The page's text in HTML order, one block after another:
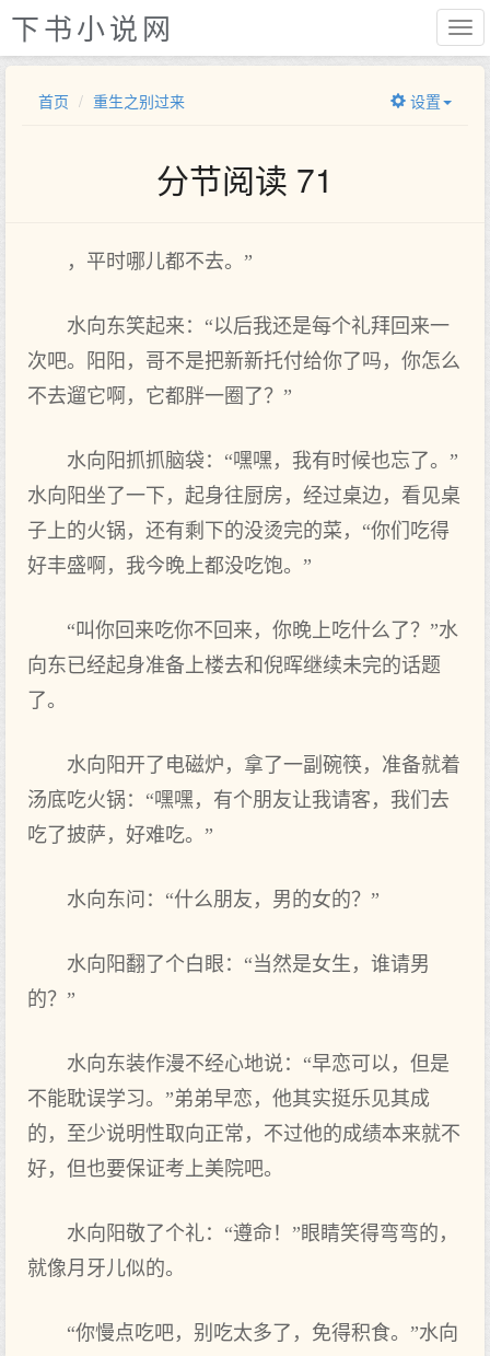
下书小说网
首页 重生之别过来 设置
分节阅读 71
，平时哪儿都不去。”
水向东笑起来：“以后我还是每个礼拜回来一
次吧。阳阳，哥不是把新新托付给你了吗，你怎么
不去遛它啊，它都胖一圈了？”
水向阳抓抓脑袋：“嘿嘿，我有时候也忘了。”
水向阳坐了一下，起身往厨房，经过桌边，看见桌
子上的火锅，还有剩下的没烫完的菜，“你们吃得
好丰盛啊，我今晚上都没吃饱。”
“叫你回来吃你不回来，你晚上吃什么了？”水
向东已经起身准备上楼去和倪晖继续未完的话题
了。
水向阳开了电磁炉，拿了一副碗筷，准备就着
汤底吃火锅：“嘿嘿，有个朋友让我请客，我们去
吃了披萨，好难吃。”
水向东问：“什么朋友，男的女的？”
水向阳翻了个白眼：“当然是女生，谁请男
的？”
水向东装作漫不经心地说：“早恋可以，但是
不能耽误学习。”弟弟早恋，他其实挺乐见其成
的，至少说明性取向正常，不过他的成绩本来就不
好，但也要保证考上美院吧。
水向阳敬了个礼：“遵命！”眼睛笑得弯弯的，
就像月牙儿似的。
“你慢点吃吧，别吃太多了，免得积食。”水向